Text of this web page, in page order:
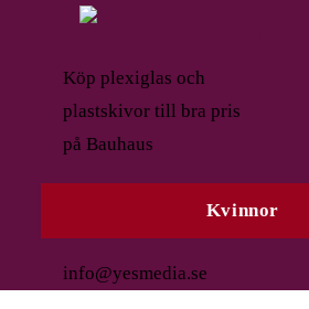
Köp plexiglas och
plastskivor till bra pris
på Bauhaus
Kvinnor
info@yesmedia.se